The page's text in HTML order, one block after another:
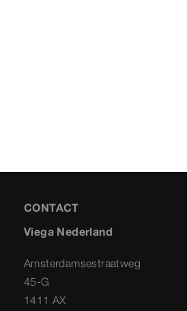
CONTACT
Viega Nederland
Amsterdamsestraatweg
45-G
1411 AX